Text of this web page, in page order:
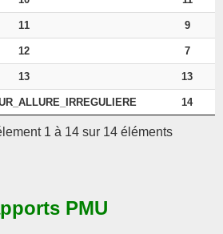
11 9
12 7
13 13
14
1 à 14 sur 14 éléments
PMU